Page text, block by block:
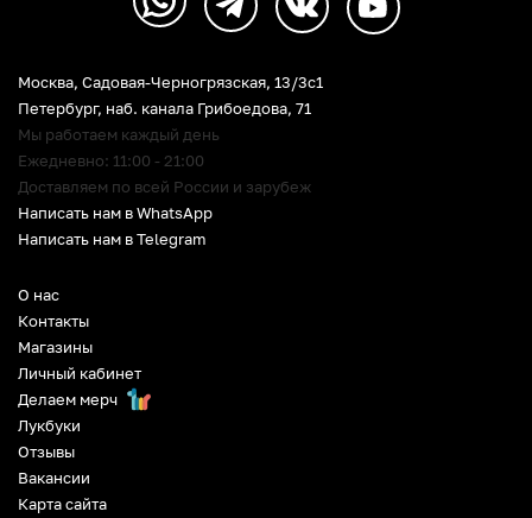
О нас
Контакты
Магазины
Личный кабинет
Делаем мерч
Лукбуки
Отзывы
Вакансии
Карта сайта
Москва, Садовая-Черногрязская, 13/3c1
Петербург, наб. канала Грибоедова, 71
Мы работаем каждый день
Ежедневно: 11:00 - 21:00
Доставляем по всей России и зарубеж
Написать нам в WhatsApp
Написать нам в Telegram